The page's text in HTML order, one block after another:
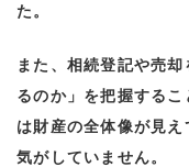
た。
また、相続登記や売
るのか」を把握する
は財産の全体像が見
気がしていません。